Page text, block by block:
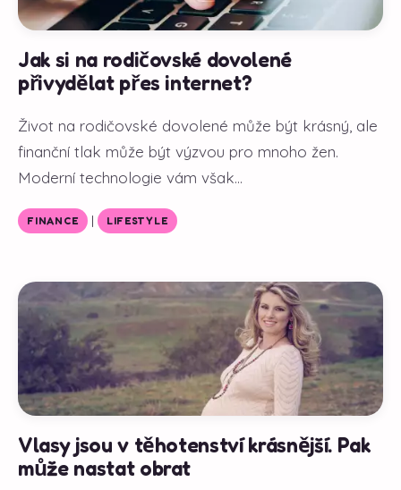
Jak si na rodičovské dovolené
přivydělat přes internet?
Život na rodičovské dovolené může být krásný, ale
finanční tlak může být výzvou pro mnoho žen.
Moderní technologie vám však...
FINANCE | LIFESTYLE
Vlasy jsou v těhotenství krásnější. Pak
může nastat obrat